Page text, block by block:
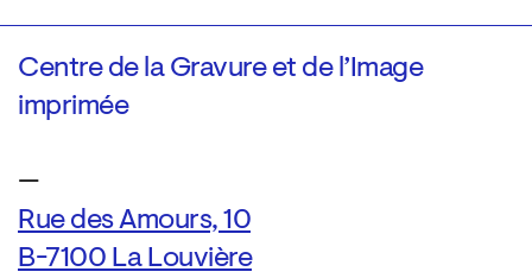
Centre de la Gravure et de l’Image
imprimée
—
Rue des Amours, 10
B-7100 La Louvière